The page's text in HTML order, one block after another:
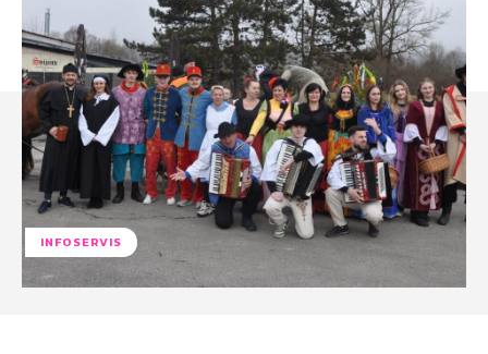
INFOSERVIS